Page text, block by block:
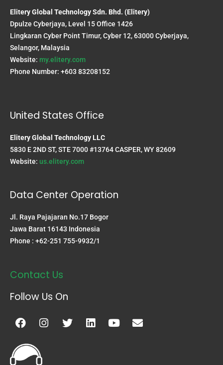
Elitery Global Technology Sdn. Bhd. (Elitery)
Dpulze Cyberjaya, Level 15 Office 1426
Lingkaran Cyber Point Timur, Cyber 12, 63000 Cyberjaya,
Selangor, Malaysia
Website: my.elitery.com
Phone Number: +603 83208152
United States Office
Elitery Global Technology LLC
5830 E 2ND ST, STE 7000 #13764 CASPER, WY 82609
Website: us.elitery.com
Data Center Operation
Jl. Raya Pajajaran No.17 Bogor
Jawa Barat 16143 Indonesia
Phone : +62-251 755-9932/1
Contact Us
Follow Us On
Facebook
Instagram
TwitterLinkedinYoutubeEnvelope